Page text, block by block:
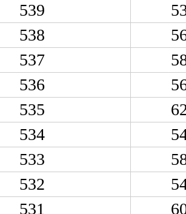
539
538
537
536
535
534
533
532
531